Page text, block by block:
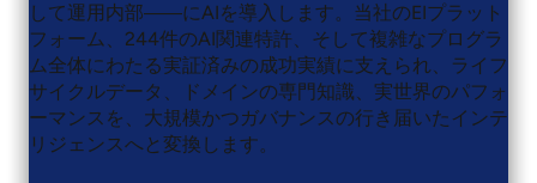
して運用内部――にAIを導入します。当社のEIプラット
フォーム、244件のAI関連特許、そして複雑なプログラ
ム全体にわたる実証済みの成功実績に支えられ、ライフ
サイクルデータ、ドメインの専門知識、実世界のパフォ
ーマンスを、大規模かつガバナンスの行き届いたインテ
リジェンスへと変換します。